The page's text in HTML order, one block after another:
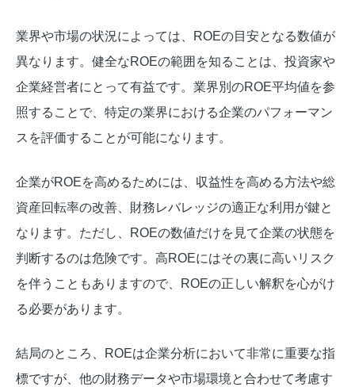
業界や市場の状況によっては、ROEの目安となる数値が
異なります。健全なROEの範囲を知ることは、投資家や
企業経営者にとって有益です。業界別のROE平均値を参
照することで、特定の業界における企業のパフォーマン
スを評価することが可能になります。
企業がROEを高めるためには、収益性を高める方法や総
資産回転率の改善、財務レバレッジの適正な利用が鍵と
なります。ただし、ROEの数値だけを見て企業の状態を
判断するのは危険です。高ROEにはその裏に高いリスク
を伴うこともありますので、ROEの正しい解釈を心がけ
る必要があります。
結局のところ、ROEは企業分析において非常に重要な指
標ですが、他の財務データや市場環境と合わせて考慮す